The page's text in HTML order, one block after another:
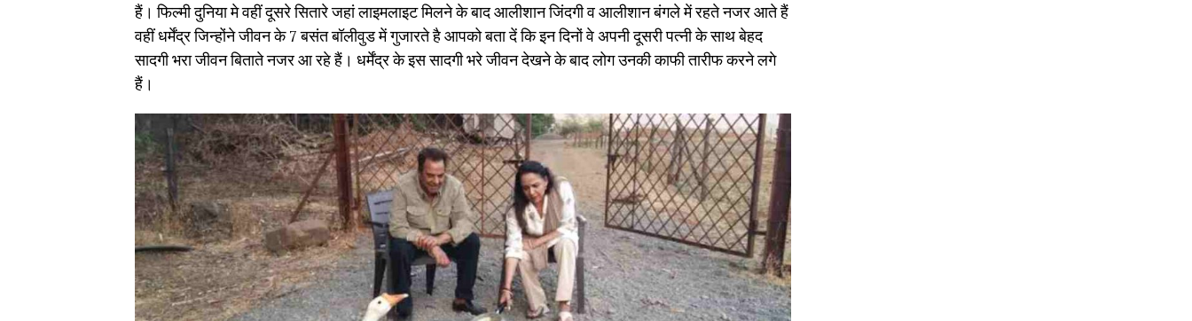
हैं। फिल्मी दुनिया मे वहीं दूसरे सितारे जहां लाइमलाइट मिलने के बाद आलीशान जिंदगी व आलीशान बंगले में रहते नजर आते हैं
वहीं धर्मेंद्र जिन्होंने जीवन के 7 बसंत बॉलीवुड में गुजारते है आपको बता दें कि इन दिनों वे अपनी दूसरी पत्नी के साथ बेहद
सादगी भरा जीवन बिताते नजर आ रहे हैं। धर्मेंद्र के इस सादगी भरे जीवन देखने के बाद लोग उनकी काफी तारीफ करने लगे
हैं।